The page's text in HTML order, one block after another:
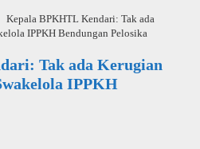
Kepala BPKHTL Kendari: Tak ada
IPPKH Bendungan Pelosika
Tak ada Kerugian
IPPKH